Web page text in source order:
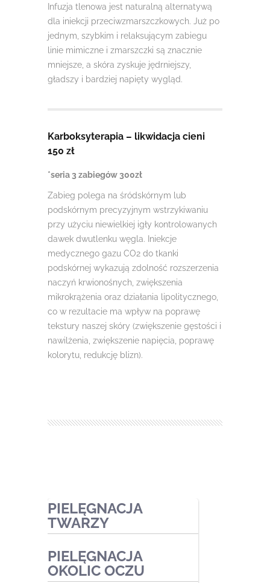
Infuzja tlenowa jest naturalną alternatywą
dla iniekcji przeciwzmarszczkowych. Już po
jednym, szybkim i relaksującym zabiegu
linie mimiczne i zmarszczki są znacznie
mniejsze, a skóra zyskuje jędrniejszy,
gładszy i bardziej napięty wygląd.
Karboksyterapia – likwidacja cieni
150 zł
*seria 3 zabiegów 300zł
Zabieg polega na śródskórnym lub
podskórnym precyzyjnym wstrzykiwaniu
przy użyciu niewielkiej igły kontrolowanych
dawek dwutlenku węgla. Iniekcje
medycznego gazu CO2 do tkanki
podskórnej wykazują zdolność rozszerzenia
naczyń krwionośnych, zwiększenia
mikrokrążenia oraz działania lipolitycznego,
co w rezultacie ma wpływ na poprawę
tekstury naszej skóry (zwiększenie gęstości i
nawilżenia, zwiększenie napięcia, poprawę
kolorytu, redukcję blizn).
PIELĘGNACJA
TWARZY
Zabiegi ekspresowe
Zabiegi pielęgnacyjne
PIELĘGNACJA
OKOLIC OCZU